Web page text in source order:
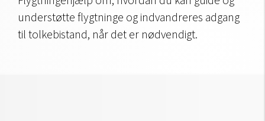
understøtte flygtninge og indvandreres adgang
til tolkebistand, når det er nødvendigt.